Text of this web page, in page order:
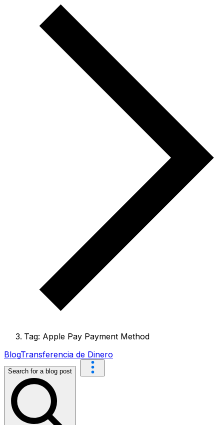
Tag: Apple Pay Payment Method
BlogTransferencia de Dinero
Search for a blog post